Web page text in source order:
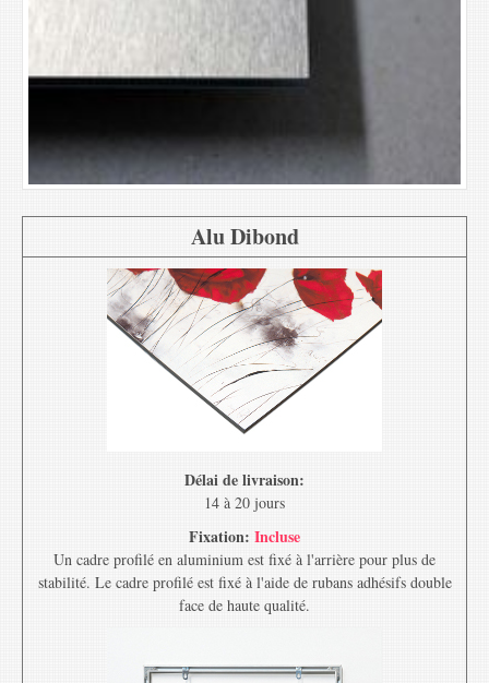
Alu Dibond
Délai de livraison:
14 à 20 jours
Fixation: Incluse
Un cadre profilé en aluminium est fixé à l'arrière pour plus de
stabilité. Le cadre profilé est fixé à l'aide de rubans adhésifs double
face de haute qualité.